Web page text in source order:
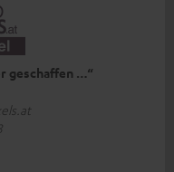
geschaffen …“